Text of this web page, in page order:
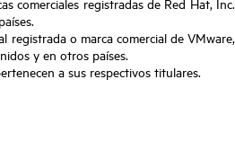
registrada o marca comercial de VMware,
y en otros países.
a sus respectivos titulares.